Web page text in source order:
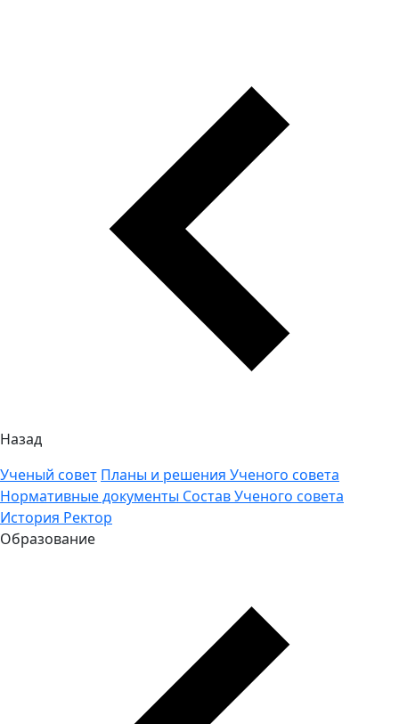
Назад
Ученый совет Планы и решения Ученого совета
Нормативные документы Состав Ученого совета
История Ректор
Образование